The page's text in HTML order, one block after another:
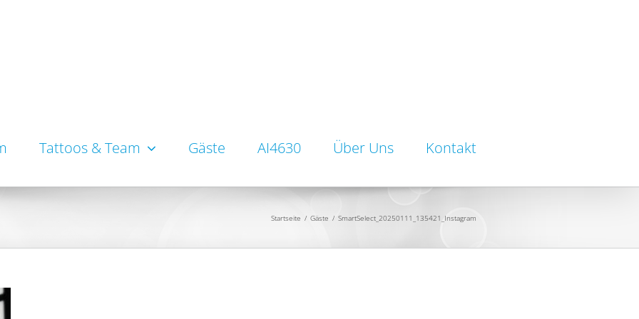
Tattoos & Team Gäste AI4630 Über Uns Kontakt
Startseite / Gäste / SmartSelect_20250111_135421_Instagram